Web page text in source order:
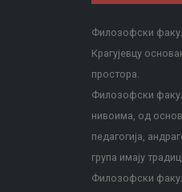
Филозофски
Крагујевцу
простора.
Филозофски
нивоима, од
педагогија,
група имају
Филозофски